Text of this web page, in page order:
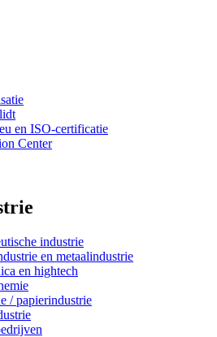
en ISO-certificatie
Center
industrie
en metaalindustrie
en hightech
/ papierindustrie